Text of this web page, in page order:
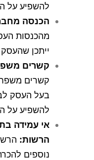
להשפיע על
הכנסה
מהכנסות
ייתכן
קשרים
קשרים
בעל העסק
להשפיע על
אי עמידה
הרשות:
נוספים